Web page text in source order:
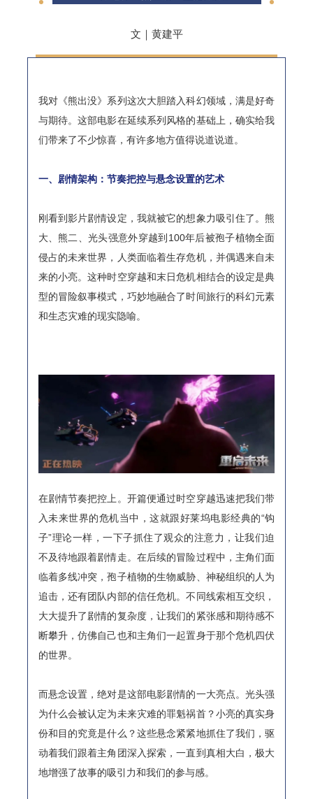
文｜黄建平
我对《熊出没》系列这次大胆踏入科幻领域，满是好奇
与期待。这部电影在延续系列风格的基础上，确实给我
们带来了不少惊喜，有许多地方值得说道说道。
一、剧情架构：节奏把控与悬念设置的艺术
刚看到影片剧情设定，我就被它的想象力吸引住了。熊
大、熊二、光头强意外穿越到100年后被孢子植物全面
侵占的未来世界，人类面临着生存危机，并偶遇来自未
来的小亮。这种时空穿越和末日危机相结合的设定是典
型的冒险叙事模式，巧妙地融合了时间旅行的科幻元素
和生态灾难的现实隐喻。
在剧情节奏把控上。开篇便通过时空穿越迅速把我们带
入未来世界的危机当中，这就跟好莱坞电影经典的“钩
子”理论一样，一下子抓住了观众的注意力，让我们迫
不及待地跟着剧情走。在后续的冒险过程中，主角们面
临着多线冲突，孢子植物的生物威胁、神秘组织的人为
追击，还有团队内部的信任危机。不同线索相互交织，
大大提升了剧情的复杂度，让我们的紧张感和期待感不
断攀升，仿佛自己也和主角们一起置身于那个危机四伏
的世界。
而悬念设置，绝对是这部电影剧情的一大亮点。光头强
为什么会被认定为未来灾难的罪魁祸首？小亮的真实身
份和目的究竟是什么？这些悬念紧紧地抓住了我们，驱
动着我们跟着主角团深入探索，一直到真相大白，极大
地增强了故事的吸引力和我们的参与感。